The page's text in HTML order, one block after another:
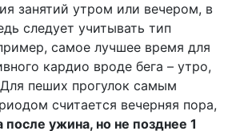
занятий утром или вечером, в
следует учитывать тип
самое лучшее время для
кардио вроде бега – утро,
пеших прогулок самым
считается вечерняя пора,
после ужина, но не позднее 1